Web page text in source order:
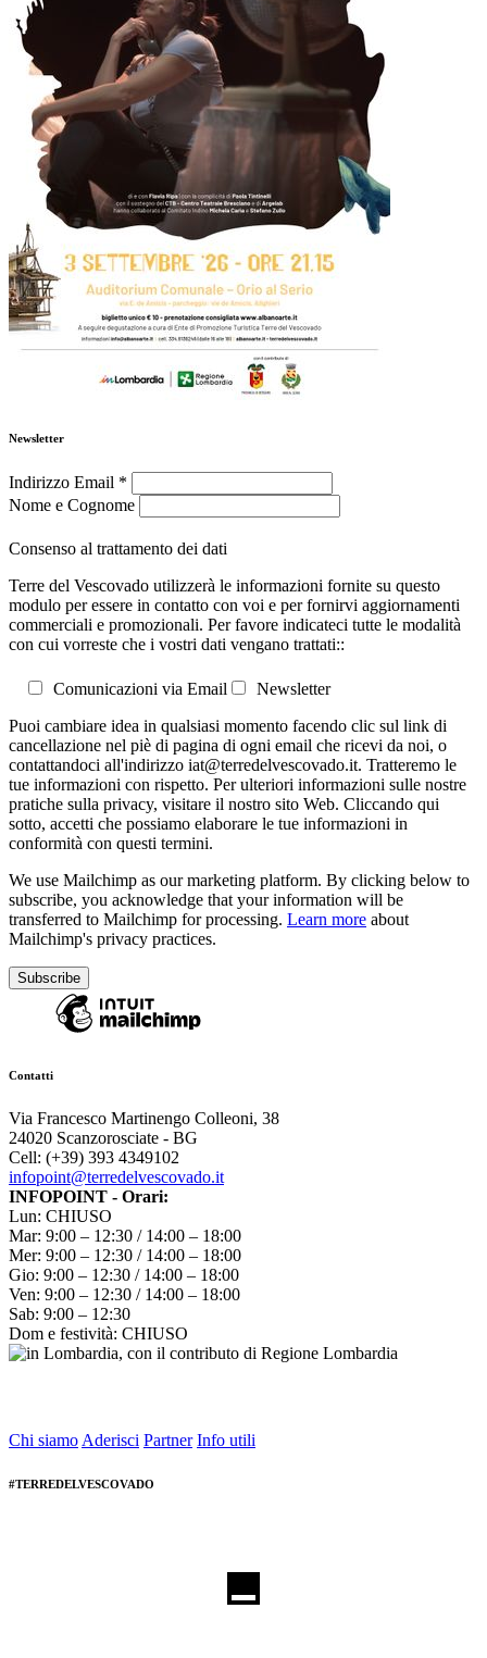
Newsletter
Indirizzo Email *
Nome e Cognome
Consenso al trattamento dei dati
Terre del Vescovado utilizzerà le informazioni fornite su questo
modulo per essere in contatto con voi e per fornirvi aggiornamenti
commerciali e promozionali. Per favore indicateci tutte le modalità
con cui vorreste che i vostri dati vengano trattati::
Comunicazioni via Email
Newsletter
Puoi cambiare idea in qualsiasi momento facendo clic sul link di
cancellazione nel piè di pagina di ogni email che ricevi da noi, o
contattandoci all'indirizzo iat@terredelvescovado.it. Tratteremo le
tue informazioni con rispetto. Per ulteriori informazioni sulle nostre
pratiche sulla privacy, visitare il nostro sito Web. Cliccando qui
sotto, accetti che possiamo elaborare le tue informazioni in
conformità con questi termini.
We use Mailchimp as our marketing platform. By clicking below to
subscribe, you acknowledge that your information will be
transferred to Mailchimp for processing. Learn more about
Mailchimp's privacy practices.
Contatti
Via Francesco Martinengo Colleoni, 38
24020 Scanzorosciate - BG
Cell: (+39) 393 4349102
infopoint@terredelvescovado.it
INFOPOINT - Orari:
Lun: CHIUSO
Mar: 9:00 – 12:30 / 14:00 – 18:00
Mer: 9:00 – 12:30 / 14:00 – 18:00
Gio: 9:00 – 12:30 / 14:00 – 18:00
Ven: 9:00 – 12:30 / 14:00 – 18:00
Sab: 9:00 – 12:30
Dom e festività: CHIUSO
Chi siamo Aderisci Partner Info utili
#TERREDELVESCOVADO